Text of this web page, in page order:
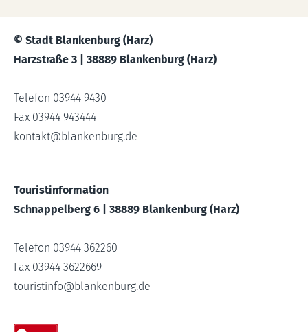
© Stadt Blankenburg (Harz)
Harzstraße 3 | 38889 Blankenburg (Harz)
Telefon 03944 9430
Fax 03944 943444
kontakt@blankenburg.de
Touristinformation
Schnappelberg 6 | 38889 Blankenburg (Harz)
Telefon 03944 362260
Fax 03944 3622669
touristinfo@blankenburg.de